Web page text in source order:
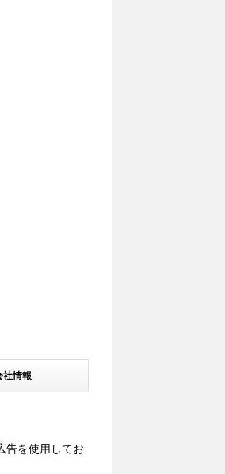
社情報
告を使用してお